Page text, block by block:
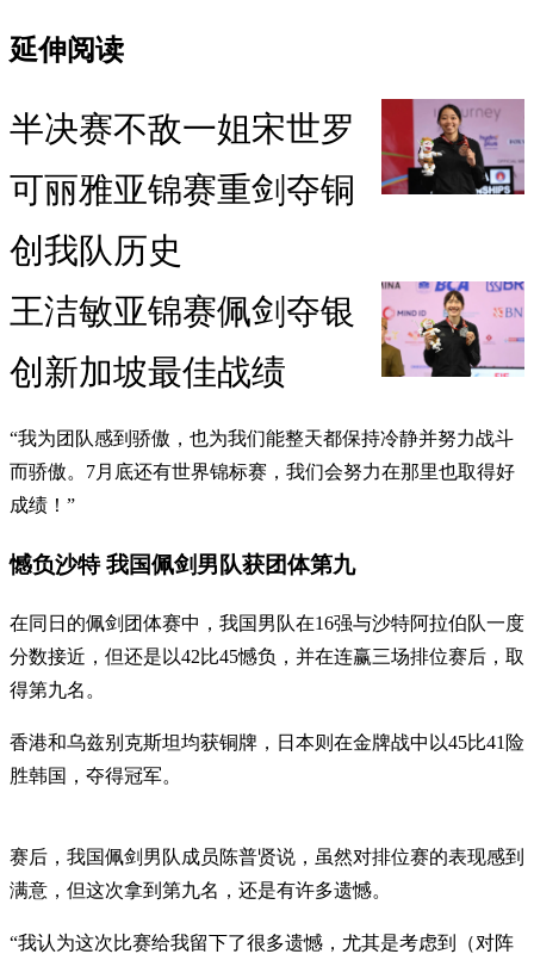
延伸阅读
半决赛不敌一姐宋世罗
可丽雅亚锦赛重剑夺铜
创我队历史
王洁敏亚锦赛佩剑夺银
创新加坡最佳战绩
“我为团队感到骄傲，也为我们能整天都保持冷静并努力战斗
而骄傲。7月底还有世界锦标赛，我们会努力在那里也取得好
成绩！”
憾负沙特 我国佩剑男队获团体第九
在同日的佩剑团体赛中，我国男队在16强与沙特阿拉伯队一度
分数接近，但还是以42比45憾负，并在连赢三场排位赛后，取
得第九名。
香港和乌兹别克斯坦均获铜牌，日本则在金牌战中以45比41险
胜韩国，夺得冠军。
赛后，我国佩剑男队成员陈普贤说，虽然对排位赛的表现感到
满意，但这次拿到第九名，还是有许多遗憾。
“我认为这次比赛给我留下了很多遗憾，尤其是考虑到（对阵